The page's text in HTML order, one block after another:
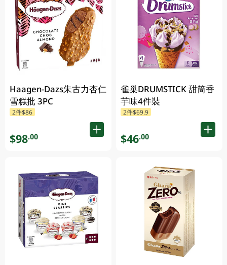
Haagen-Dazs朱古力杏仁
雪糕批 3PC
2件$86
$98.00
雀巢DRUMSTICK 甜筒香
芋味4件裝
2件$69.9
$46.00